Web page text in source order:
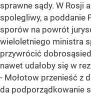
sprawne sądy. W Rosji
spolegliwy, a poddanie
sporów na powrót
wieloletniego ministra
przywrócić
nawet udałoby się w
- Mołotow przenieść z
da podporządkowanie